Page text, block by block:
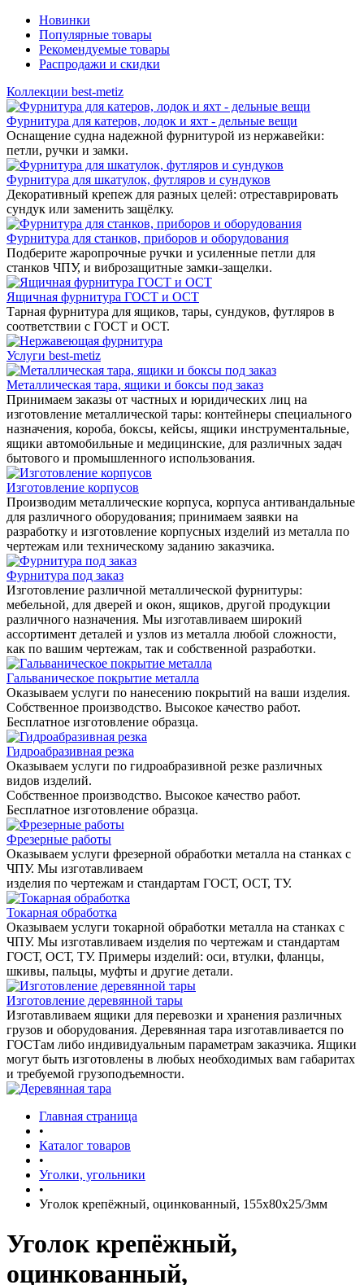
Новинки
Популярные товары
Рекомендуемые товары
Распродажи и скидки
Коллекции best-metiz
Фурнитура для катеров, лодок и яхт - дельные вещи
Оснащение судна надежной фурнитурой из нержавейки:
петли, ручки и замки.
Фурнитура для шкатулок, футляров и сундуков
Декоративный крепеж для разных целей: отреставрировать
сундук или заменить защёлку.
Фурнитура для станков, приборов и оборудования
Подберите жаропрочные ручки и усиленные петли для
станков ЧПУ, и виброзащитные замки-защелки.
Ящичная фурнитура ГОСТ и ОСТ
Тарная фурнитура для ящиков, тары, сундуков, футляров в
соответствии с ГОСТ и ОСТ.
Услуги best-metiz
Металлическая тара, ящики и боксы под заказ
Принимаем заказы от частных и юридических лиц на
изготовление металлической тары: контейнеры специального
назначения, короба, боксы, кейсы, ящики инструментальные,
ящики автомобильные и медицинские, для различных задач
бытового и промышленного использования.
Изготовление корпусов
Производим металлические корпуса, корпуса антивандальные
для различного оборудования; принимаем заявки на
разработку и изготовление корпусных изделий из металла по
чертежам или техническому заданию заказчика.
Фурнитура под заказ
Изготовление различной металлической фурнитуры:
мебельной, для дверей и окон, ящиков, другой продукции
различного назначения. Мы изготавливаем широкий
ассортимент деталей и узлов из металла любой сложности,
как по вашим чертежам, так и собственной разработки.
Гальваническое покрытие металла
Оказываем услуги по нанесению покрытий на ваши изделия.
Собственное производство. Высокое качество работ.
Бесплатное изготовление образца.
Гидроабразивная резка
Оказываем услуги по гидроабразивной резке различных
видов изделий.
Собственное производство. Высокое качество работ.
Бесплатное изготовление образца.
Фрезерные работы
Оказываем услуги фрезерной обработки металла на станках с
ЧПУ. Мы изготавливаем
изделия по чертежам и стандартам ГОСТ, ОСТ, ТУ.
Токарная обработка
Оказываем услуги токарной обработки металла на станках с
ЧПУ. Мы изготавливаем изделия по чертежам и стандартам
ГОСТ, ОСТ, ТУ. Примеры изделий: оси, втулки, фланцы,
шкивы, пальцы, муфты и другие детали.
Изготовление деревянной тары
Изготавливаем ящики для перевозки и хранения различных
грузов и оборудования. Деревянная тара изготавливается по
ГОСТам либо индивидуальным параметрам заказчика. Ящики
могут быть изготовлены в любых необходимых вам габаритах
и требуемой грузоподъемности.
Главная страница
•
Каталог товаров
•
Уголки, угольники
•
Уголок крепёжный, оцинкованный, 155х80х25/3мм
Уголок крепёжный,
оцинкованный,